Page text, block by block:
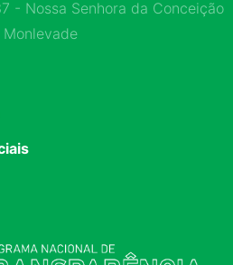
- Nossa Senhora da Conceição